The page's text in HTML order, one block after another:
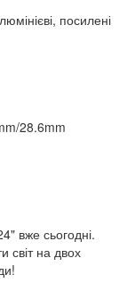
посилені
28.6mm
вже сьогодні.
світ на двох